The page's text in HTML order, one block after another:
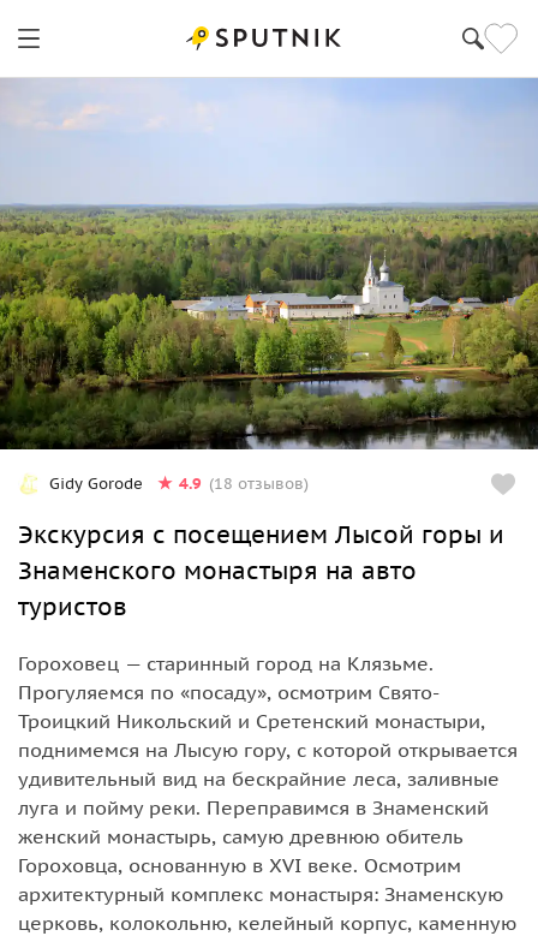
Gidy Gorode 4.9 (18 отзывов)
Экскурсия с посещением Лысой горы и
Знаменского монастыря на авто
туристов
Гороховец — старинный город на Клязьме.
Прогуляемся по «посаду», осмотрим Свято-
Троицкий Никольский и Сретенский монастыри,
поднимемся на Лысую гору, с которой открывается
удивительный вид на бескрайние леса, заливные
луга и пойму реки. Переправимся в Знаменский
женский монастырь, самую древнюю обитель
Гороховца, основанную в XVI веке. Осмотрим
архитектурный комплекс монастыря: Знаменскую
церковь, колокольню, келейный корпус, каменную